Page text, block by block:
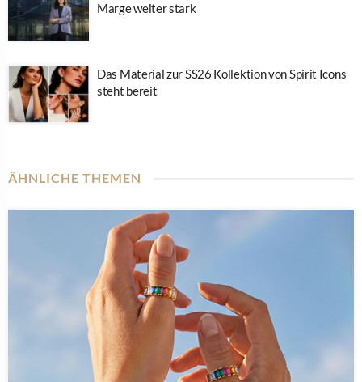
Marge weiter stark
Das Material zur SS26 Kollektion von Spirit Icons
steht bereit
ÄHNLICHE THEMEN